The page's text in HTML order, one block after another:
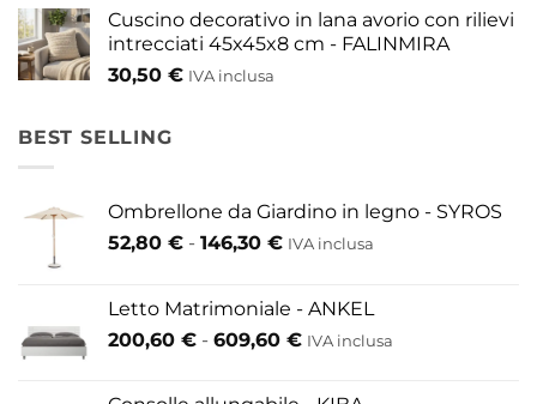
Cuscino decorativo in lana avorio con rilievi
intrecciati 45x45x8 cm - FALINMIRA
30,50 € IVA inclusa
BEST SELLING
Ombrellone da Giardino in legno - SYROS
52,80 € - 146,30 €Fascia
da
52,80 €
146,30 €
IVA inclusa
Letto Matrimoniale - ANKEL
200,60 € - 609,60 €Fascia
IVA inclusa